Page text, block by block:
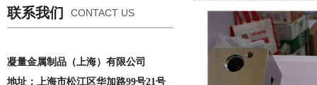
联系我们 CONTACT US
凝量金属制品（上海）有限公司
地址：上海市松江区华加路99号21号